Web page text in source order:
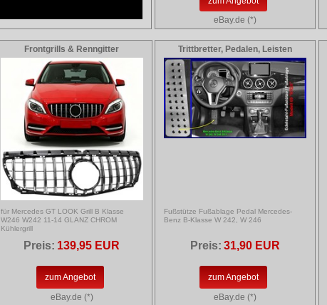
eBay.de (*)
Frontgrills & Renngitter
für Mercedes GT LOOK Grill B Klasse
W246 W242 11-14 GLANZ CHROM
Kühlergrill
Preis: 139,95 EUR
zum Angebot
eBay.de (*)
Trittbretter, Pedalen, Leisten
Fußstütze Fußablage Pedal Mercedes-
Benz B-Klasse W 242, W 246
Preis: 31,90 EUR
zum Angebot
eBay.de (*)